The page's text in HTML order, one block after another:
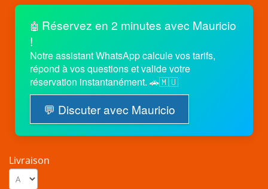
🤖 Réservez en 2 minutes avec Mauricio
!
Notre assistant WhatsApp calcule vos tarifs,
répond à vos questions et valide votre
réservation instantanément. 🚗🇲🇺
💬 Discuter avec Mauricio
Livraison